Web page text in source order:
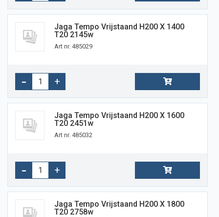
Jaga Tempo Vrijstaand H200 X 1400
T20 2145w
Art nr. 485029
Jaga Tempo Vrijstaand H200 X 1600
T20 2451w
Art nr. 485032
Jaga Tempo Vrijstaand H200 X 1800
T20 2758w